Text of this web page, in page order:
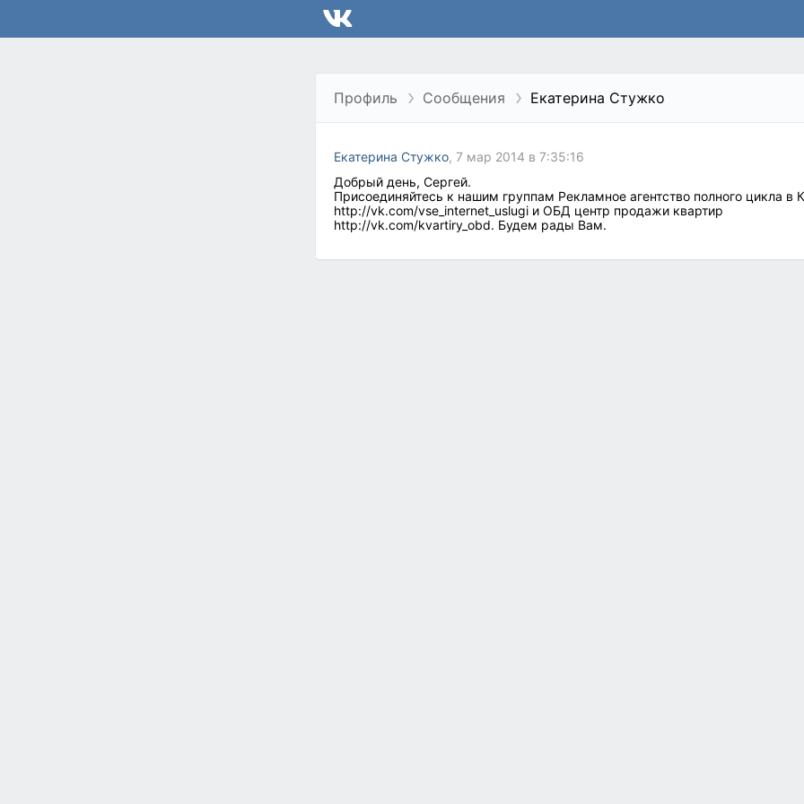
Профиль Сообщения Екатерина Стужко
Екатерина Стужко, 7 мар 2014 в 7:35:16
Добрый день, Сергей.
Присоединяйтесь к нашим группам Рекламное агентство полного цикла в
http://vk.com/vse_internet_uslugi и ОБД центр продажи квартир
http://vk.com/kvartiry_obd. Будем рады Вам.